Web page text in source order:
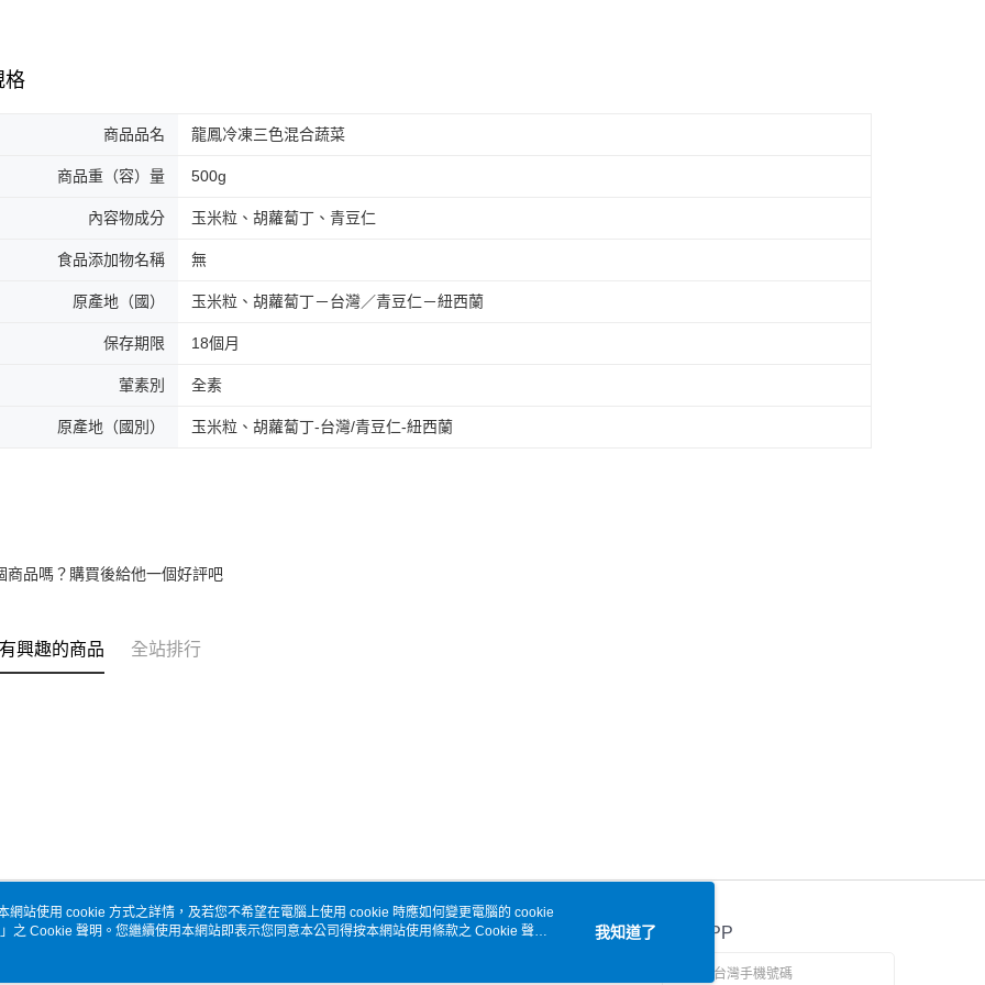
格
商品品名 龍鳳冷凍三色混合蔬菜
商品重（容）量 500g
內容物成分 玉米粒、胡蘿蔔丁、青豆仁
食品添加物名稱 無
原產地（國） 玉米粒、胡蘿蔔丁－台灣／青豆仁－紐西蘭
保存期限 18個月
葷素別 全素
原產地（國別） 玉米粒、胡蘿蔔丁-台灣/青豆仁-紐西蘭
商品嗎？購買後給他一個好評吧
興趣的商品 全站排行
關於我們 客服資訊 官方APP
網站使用 cookie 方式之詳情，及若您不希望在電腦上使用 cookie 時應如何變更電腦的 cookie
」之 Cookie 聲明。您繼續使用本網站即表示您同意本公司得按本網站使用條款之 Cookie 聲明
我知道了